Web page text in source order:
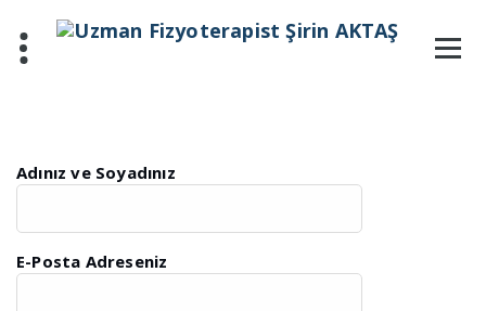
geç
Adınız ve Soyadınız
E-Posta Adreseniz